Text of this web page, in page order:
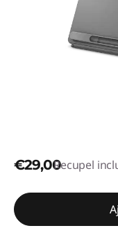
€29,00Recupel